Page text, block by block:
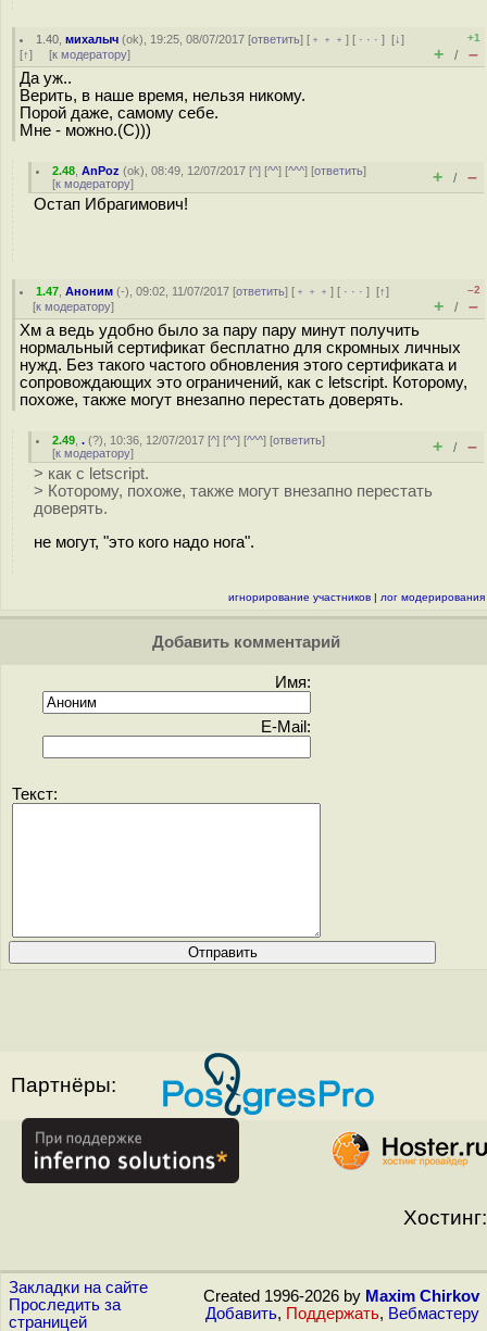
1.40 ,михалыч (ok), 19:25, 08/07/2017 [ответить] [ ﹢﹢﹢] [ · · ·][↓]
[↑] [к модератору]
+1
+ / –
Да уж..
Верить, в наше время, нельзя никому.
Порой даже, самому себе.
Мне - можно.(С)))
2.48 ,AnPoz (ok), 08:49, 12/07/2017 [^] [^^] [^^^] [ответить]
[к модератору] + / –
Остап Ибрагимович!
1.47 ,Аноним (-), 09:02, 11/07/2017 [ответить] [ ﹢﹢﹢] [ · · ·][↑]
[к модератору]
–2
+ / –
Хм а ведь удобно было за пару пару минут получить
нормальный сертификат бесплатно для скромных личных
нужд. Без такого частого обновления этого сертификата и
сопровождающих это ограничений, как с letscript. Которому,
похоже, также могут внезапно перестать доверять.
2.49 ,. (?), 10:36, 12/07/2017 [^] [^^] [^^^] [ответить]
[к модератору] + / –
> как с letscript.
> Которому, похоже, также могут внезапно перестать
доверять.
не могут, "это кого надо нога".
игнорирование участников | лог модерирования
Добавить комментарий
Имя:
E-Mail:
Текст:
Партнёры:
Хостинг:
Закладки на сайте
Проследить за
страницей
Created 1996-2026 by Maxim Chirkov
Добавить, Поддержать, Вебмастеру